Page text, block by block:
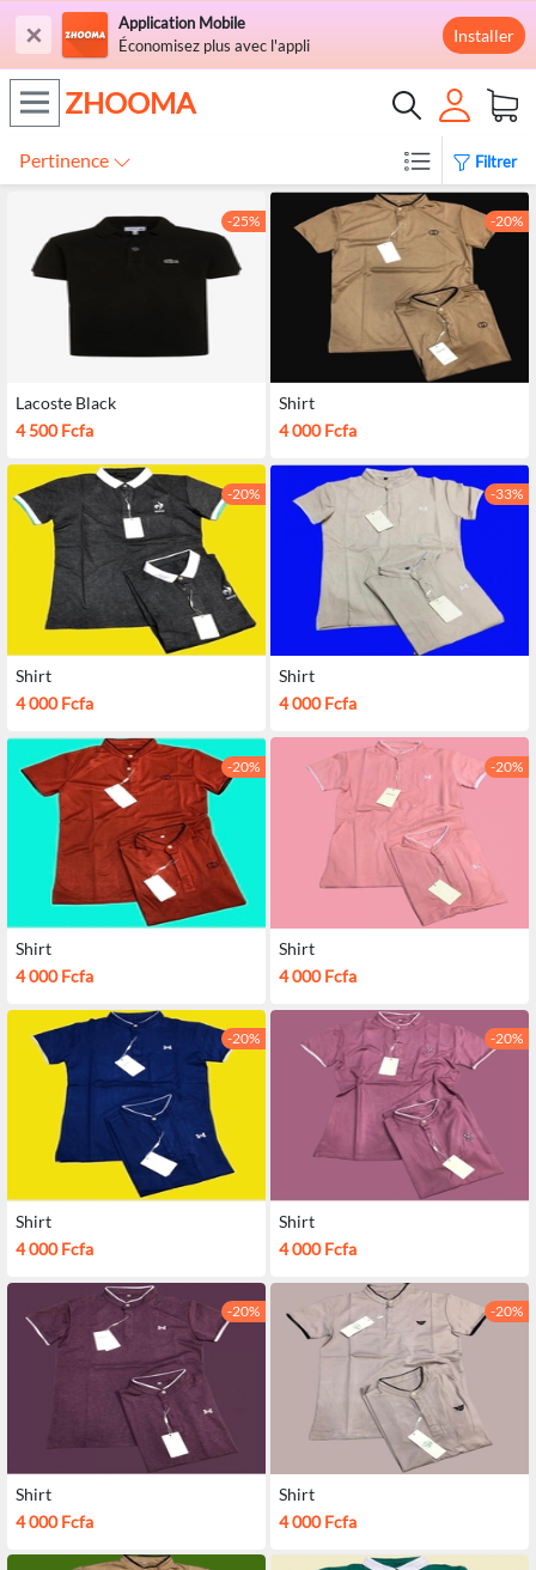
×
Application Mobile
Économisez plus avec l'appli
Installer
ZHOOMA
Pertinence Filtrer
-25%
Lacoste Black
4 500 Fcfa
-20%
Shirt
4 000 Fcfa
-20%
Shirt
4 000 Fcfa
-33%
Shirt
4 000 Fcfa
-20%
Shirt
4 000 Fcfa
-20%
Shirt
4 000 Fcfa
-20%
Shirt
4 000 Fcfa
-20%
Shirt
4 000 Fcfa
-20%
Shirt
4 000 Fcfa
-20%
Shirt
4 000 Fcfa